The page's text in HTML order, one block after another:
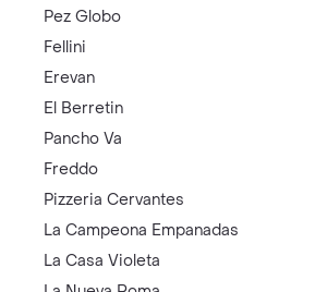
Pez Globo
Fellini
Erevan
El Berretin
Pancho Va
Freddo
Pizzeria Cervantes
La Campeona Empanadas
La Casa Violeta